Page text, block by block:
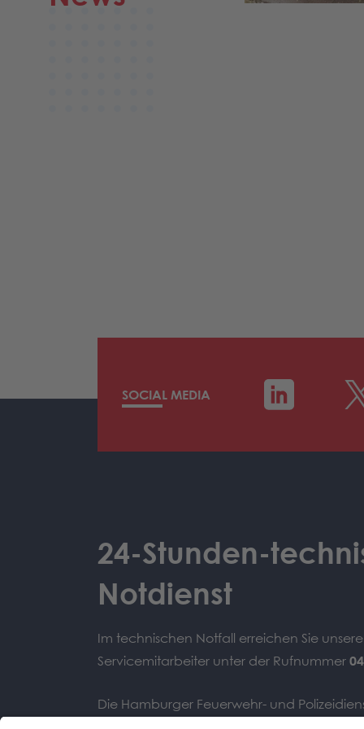
SOCIAL MEDIA
24-Stunden-
Notdienst
Im technischen Notfall erreichen Sie
Servicemitarbeiter unter der Rufnummer
Die Hamburger Feuerwehr- und